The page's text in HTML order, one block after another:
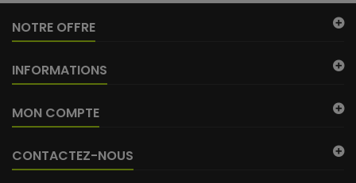
NOTRE OFFRE
INFORMATIONS
MON COMPTE
CONTACTEZ-NOUS